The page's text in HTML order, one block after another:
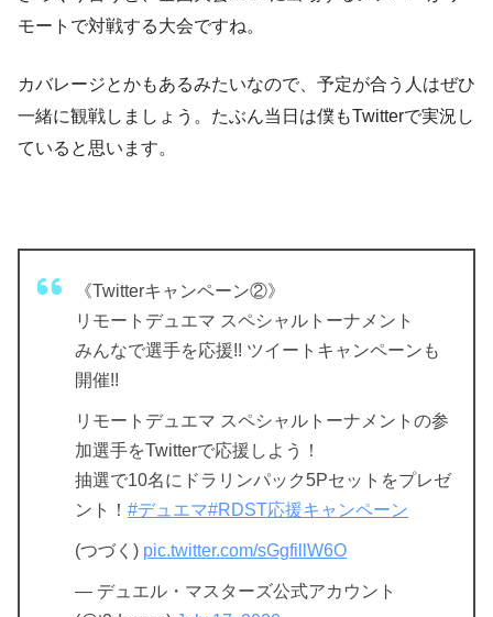
モートで対戦する大会ですね。
カバレージとかもあるみたいなので、予定が合う人はぜひ
一緒に観戦しましょう。たぶん当日は僕もTwitterで実況し
ていると思います。
《Twitterキャンペーン②》
リモートデュエマ スペシャルトーナメント
みんなで選手を応援!! ツイートキャンペーンも
開催!!
リモートデュエマ スペシャルトーナメントの参
加選手をTwitterで応援しよう！
抽選で10名にドラリンパック5Pセットをプレゼ
ント！ #デュエマ#RDST応援キャンペーン
(つづく) pic.twitter.com/sGgfillW6O
— デュエル・マスターズ公式アカウント